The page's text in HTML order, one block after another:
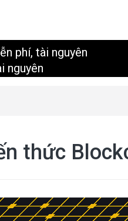
phí, tài nguyên
nguyên
thức